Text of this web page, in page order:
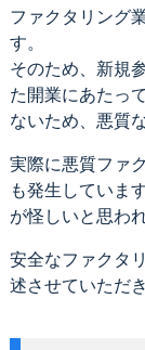
ファクタリング
す。
そのため、新規
た開業にあたっ
ないため、悪質
実際に悪質ファ
も発生していま
が怪しいと思わ
安全なファクタ
述させていただ